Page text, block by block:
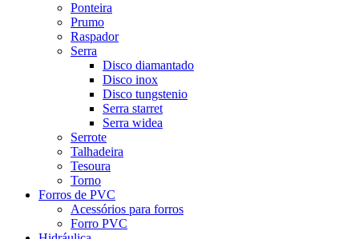
Ponteira
Prumo
Raspador
Serra
Disco diamantado
Disco inox
Disco tungstenio
Serra starret
Serra widea
Serrote
Talhadeira
Tesoura
Torno
Forros de PVC
Acessórios para forros
Forro PVC